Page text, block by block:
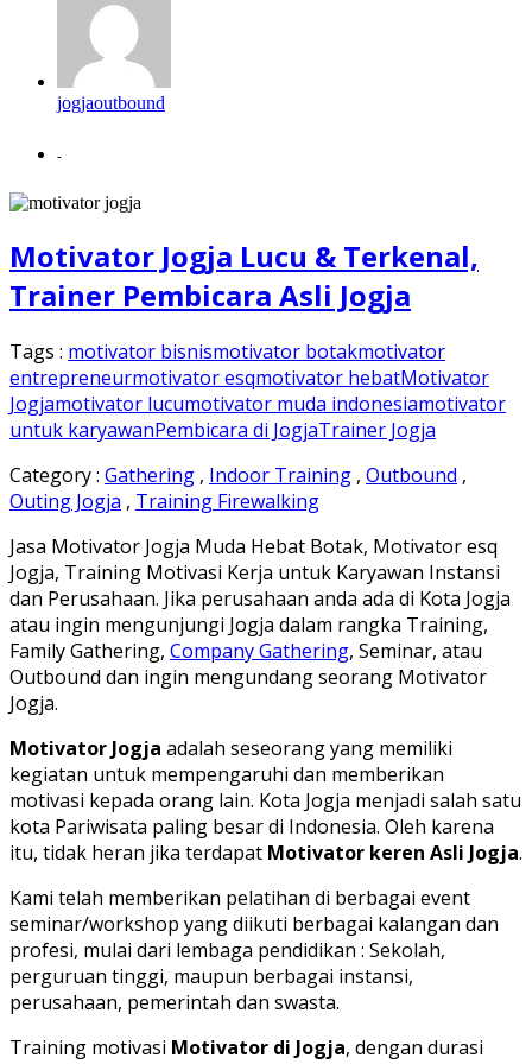
jogjaoutbound
-
Motivator Jogja Lucu & Terkenal,
Trainer Pembicara Asli Jogja
Tags : motivator bisnismotivator botakmotivator
entrepreneurmotivator esqmotivator hebatMotivator
Jogjamotivator lucumotivator muda indonesiamotivator
untuk karyawanPembicara di JogjaTrainer Jogja
Category : Gathering , Indoor Training , Outbound ,
Outing Jogja , Training Firewalking
Jasa Motivator Jogja Muda Hebat Botak, Motivator esq
Jogja, Training Motivasi Kerja untuk Karyawan Instansi
dan Perusahaan. Jika perusahaan anda ada di Kota Jogja
atau ingin mengunjungi Jogja dalam rangka Training,
Family Gathering, Company Gathering, Seminar, atau
Outbound dan ingin mengundang seorang Motivator
Jogja.
Motivator Jogja adalah seseorang yang memiliki
kegiatan untuk mempengaruhi dan memberikan
motivasi kepada orang lain. Kota Jogja menjadi salah satu
kota Pariwisata paling besar di Indonesia. Oleh karena
itu, tidak heran jika terdapat Motivator keren Asli Jogja.
Kami telah memberikan pelatihan di berbagai event
seminar/workshop yang diikuti berbagai kalangan dan
profesi, mulai dari lembaga pendidikan : Sekolah,
perguruan tinggi, maupun berbagai instansi,
perusahaan, pemerintah dan swasta.
Training motivasi Motivator di Jogja, dengan durasi